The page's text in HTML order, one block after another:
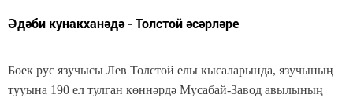
Әдәби кунакханәдә - Толстой әсәрләре
Бөек рус язучысы Лев Толстой елы кысаларында, язучының
тууына 190 ел тулган көннәрдә Мусабай-Завод авылының